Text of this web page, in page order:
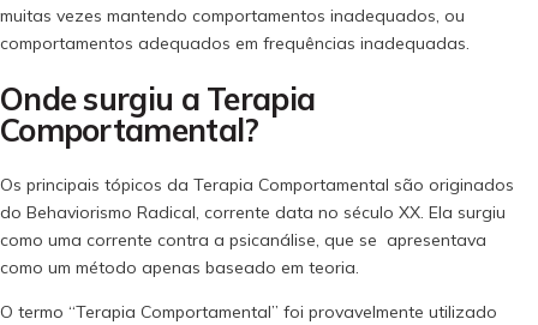
muitas vezes mantendo comportamentos inadequados, ou
comportamentos adequados em frequências inadequadas.
Onde surgiu a Terapia
Comportamental?
Os principais tópicos da Terapia Comportamental são originados
do Behaviorismo Radical, corrente data no século XX. Ela surgiu
como uma corrente contra a psicanálise, que se apresentava
como um método apenas baseado em teoria.
O termo “Terapia Comportamental” foi provavelmente utilizado